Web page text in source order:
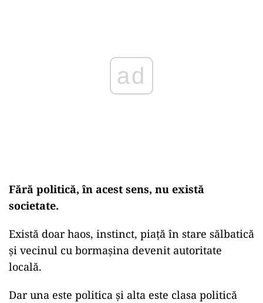
ad
Fără politică, în acest sens, nu există
societate.
Există doar haos, instinct, piață în stare sălbatică
și vecinul cu bormașina devenit autoritate
locală.
Dar una este politica și alta este clasa politică